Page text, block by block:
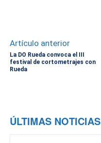
Artículo anterior
La DO Rueda convoca el III
festival de cortometrajes con
Rueda
ÚLTIMAS NOTICIAS